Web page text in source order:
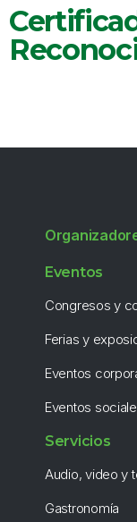
Eventos
Congresos y
Ferias y
Eventos
Eventos
Servicios
Audio, video y
Gastronomía